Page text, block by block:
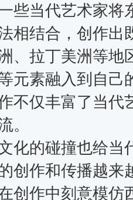
些当代艺术家
相结合，创作
、拉丁美洲等
元素融入到自
不仅丰富了当
。
的碰撞也给当
创作和传播越
创作中刻意模